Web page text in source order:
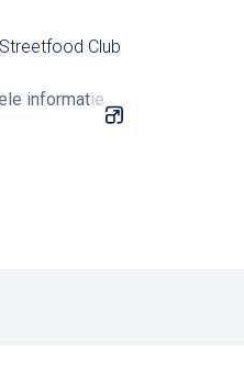
Club
informatie